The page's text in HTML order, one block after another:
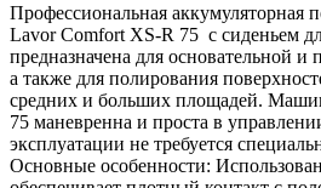
Профессиональная аккумуляторная
Lavor Comfort XS-R 75 с сиденьем
предназначена для основательной
а также для полирования
средних и больших площадей.
75 маневренна и проста в
эксплуатации не требуется
Основные особенности: